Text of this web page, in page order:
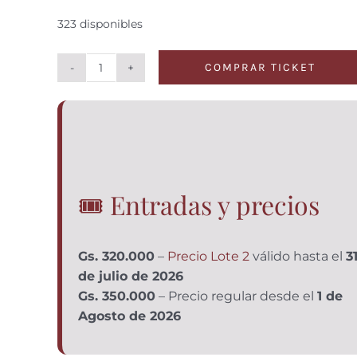
323 disponibles
Entrada
COMPRAR TICKET
🎟️ Entradas y precios
Gs. 320.000– Precio Lote 2válido hasta el 31
de julio de 2026
Gs. 350.000– Precio regular desde el 1 de
Agosto de 2026